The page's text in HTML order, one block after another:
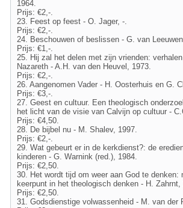
1964.
Prijs: €2,-.
23. Feest op feest - O. Jager, -.
Prijs: €2,-.
24. Beschouwen of beslissen - G. van
Prijs: €1,-.
25. Hij zal het delen met zijn vrienden:
Nazareth - A.H. van den Heuvel, 1973.
Prijs: €2,-.
26. Aangenomen Vader - H. Oosterhuis en G.
Prijs: €3,-.
27. Geest en cultuur. Een theologisch
het licht van de visie van Calvijn op cultuur -
Prijs: €4,50.
28. De bijbel nu - M. Shalev, 1997.
Prijs: €2,-.
29. Wat gebeurt er in de kerkdienst?: de
kinderen - G. Warnink (red.), 1984.
Prijs: €2,50.
30. Het wordt tijd om weer aan God te denken:
keerpunt in het theologisch denken - H. Zahrnt,
Prijs: €2,50.
31. Godsdienstige volwassenheid - M. van der